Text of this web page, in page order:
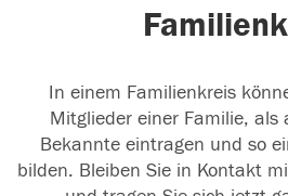
In einem Familienkreis
Mitglieder einer Familie, als
Bekannte eintragen und so
bilden. Bleiben Sie in Kontakt